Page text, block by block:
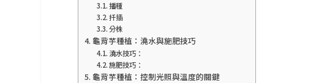
播種
扦插
分株
龜背芋種植：澆水與施肥技巧
澆水技巧：
施肥技巧：
龜背芋種植：控制光照與溫度的關鍵